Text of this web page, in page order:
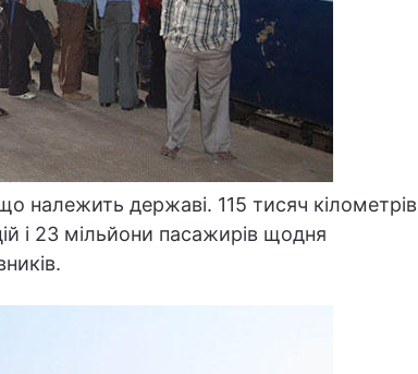
що належить державі. 115 тисяч кілометрів
і 23 мільйони пасажирів щодня